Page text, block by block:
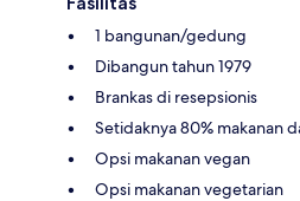
1 bangunan/gedung
Dibangun tahun 1979
Brankas di resepsionis
Setidaknya 80% makanan
Opsi makanan vegan
Opsi makanan vegetarian